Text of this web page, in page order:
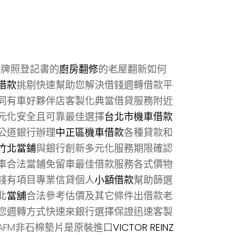
照登記書的廚房翻修的老屋翻新如何
款挑剔快速幫助您解決借錢週轉借款平
有車好夥伴店客製化典當借貸服務附近
化安全且可靠最佳選擇台北市機車借款
道銀行辦理中正區機車借款各種貸款和
北當鋪與銀行創新多元化服務期限確認
合法當鋪免留車最佳借款服務各式價物
有項目專業信貸個人小額借款幫助篩選
當舖合法參考估價及其它條件出借款老
週轉方式快速來銀行選擇保證迅速客製
非石棉墊片是原裝進口VICTOR REINZ